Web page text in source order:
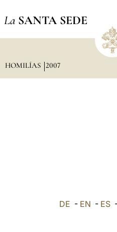
La SANTA SEDE
HOMILÍAS 2007
DE - EN - ES